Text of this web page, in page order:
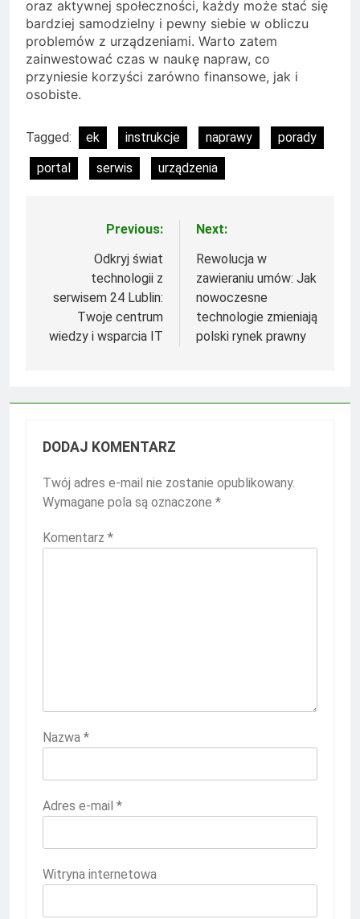
oraz aktywnej społeczności, każdy może stać się
bardziej samodzielny i pewny siebie w obliczu
problemów z urządzeniami. Warto zatem
zainwestować czas w naukę napraw, co
przyniesie korzyści zarówno finansowe, jak i
osobiste.
Tagged: ek instrukcje naprawy
porady
portal
serwis urządzenia
NawigacjaPrevious:
Odkryj świat
technologii z
serwisem 24 Lublin:
Twoje centrum
wiedzy i wsparcia IT
Next:
Rewolucja w
zawieraniu umów: Jak
nowoczesne
technologie zmieniają
polski rynek prawny
DODAJ KOMENTARZ
Twój adres e-mail nie zostanie opublikowany.
Wymagane pola są oznaczone *
Komentarz *
Nazwa *
Adres e-mail *
Witryna internetowa